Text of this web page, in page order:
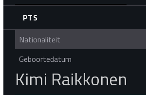
PTS
Nationaliteit
Geboortedatum
Kimi Raikkonen